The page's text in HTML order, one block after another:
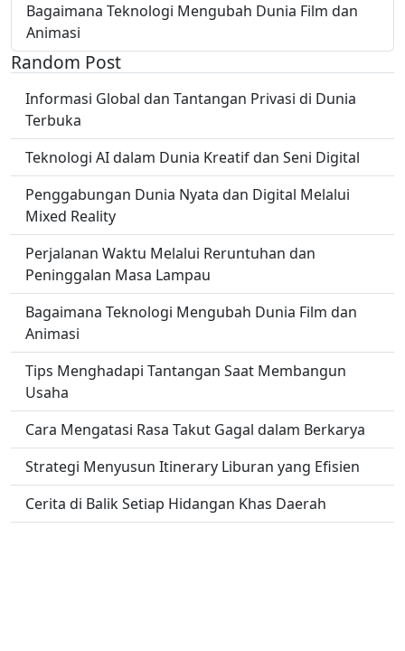
Bagaimana Teknologi Mengubah Dunia Film dan
Animasi
Random Post
Informasi Global dan Tantangan Privasi di Dunia
Terbuka
Teknologi AI dalam Dunia Kreatif dan Seni Digital
Penggabungan Dunia Nyata dan Digital Melalui
Mixed Reality
Perjalanan Waktu Melalui Reruntuhan dan
Peninggalan Masa Lampau
Bagaimana Teknologi Mengubah Dunia Film dan
Animasi
Tips Menghadapi Tantangan Saat Membangun
Usaha
Cara Mengatasi Rasa Takut Gagal dalam Berkarya
Strategi Menyusun Itinerary Liburan yang Efisien
Cerita di Balik Setiap Hidangan Khas Daerah